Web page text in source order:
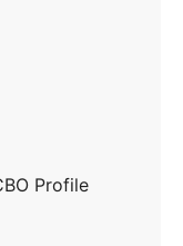
Profile